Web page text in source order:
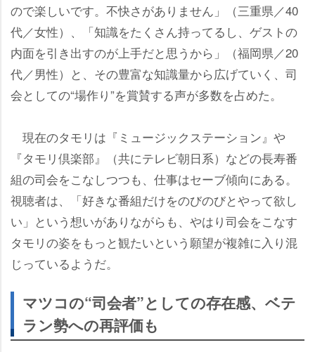
ので楽しいです。不快さがありません」（三重県／40
代／女性）、「知識をたくさん持ってるし、ゲストの
内面を引き出すのが上手だと思うから」（福岡県／20
代／男性）と、その豊富な知識量から広げていく、司
会としての“場作り”を賞賛する声が多数を占めた。
現在のタモリは『ミュージックステーション』
『タモリ倶楽部』（共にテレビ朝日系）などの長寿番
組の司会をこなしつつも、仕事はセーブ傾向にある。
視聴者は、「好きな番組だけをのびのびとやって欲し
い」という想いがありながらも、やはり司会をこなす
タモリの姿をもっと観たいという願望が複雑に入り混
じっているようだ。
マツコの“司会者”としての存在感、ベテ
ラン勢への再評価も